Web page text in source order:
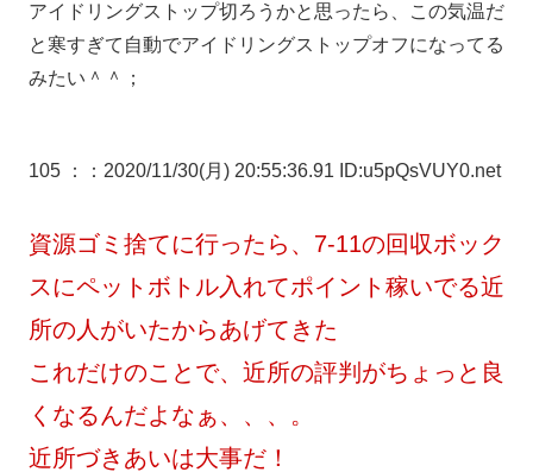
アイドリングストップ切ろうかと思ったら、この気温だ
と寒すぎて自動でアイドリングストップオフになってる
みたい＾＾；
105 ： ：2020/11/30(月) 20:55:36.91 ID:u5pQsVUY0.net
資源ゴミ捨てに行ったら、7-11の回収ボック
スにペットボトル入れてポイント稼いでる近
所の人がいたからあげてきた
これだけのことで、近所の評判がちょっと良
くなるんだよなぁ、、、。
近所づきあいは大事だ！